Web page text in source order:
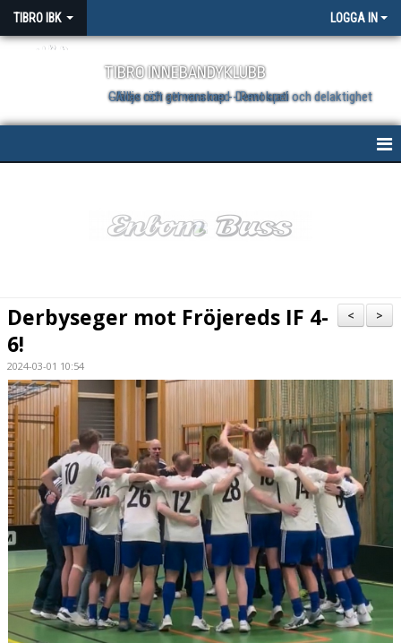
TIBRO IBK LOGGA IN
TIBRO INNEBANDYKLUBB
Glädje och gemenskap - Demokrati och delaktighet - Allas rätt att vara med - Rent spel
KALENDER
BILDGALLERI
INSTRUKTION/DOKUMENT FUNKTIONÄR/LAGFÖRÄLDER
MEDLEMSKAP
LÄNKAR
KONTAKT
OM KLUBBEN
LEDARE
>
<
Derbyseger mot Fröjereds IF 4-
6!
2024-03-01 10:54